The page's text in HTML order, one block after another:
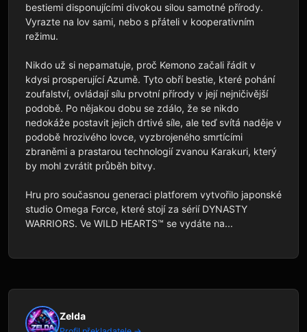
bestiemi disponujícími divokou silou samotné přírody.
Vyrazte na lov sami, nebo s přáteli v kooperativním
režimu.
Nikdo už si nepamatuje, proč Kemono začali řádit v
kdysi prosperující Azumě. Tyto obří bestie, které pohání
zoufalství, ovládají sílu prvotní přírody v její nejničivější
podobě. Po nějakou dobu se zdálo, že se nikdo
nedokáže postavit jejich drtivé síle, ale teď svítá naděje v
podobě hrozivého lovce, vyzbrojeného smrtícími
zbraněmi a prastarou technologií zvanou Karakuri, který
by mohl zvrátit průběh bitvy.
Hru pro současnou generaci platforem vytvořilo japonské
studio Omega Force, které stojí za sérií DYNASTY
WARRIORS. Ve WILD HEARTS™ se vydáte na...
Zelda